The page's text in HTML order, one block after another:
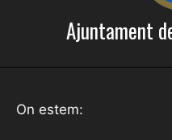
Ajuntament
On estem: